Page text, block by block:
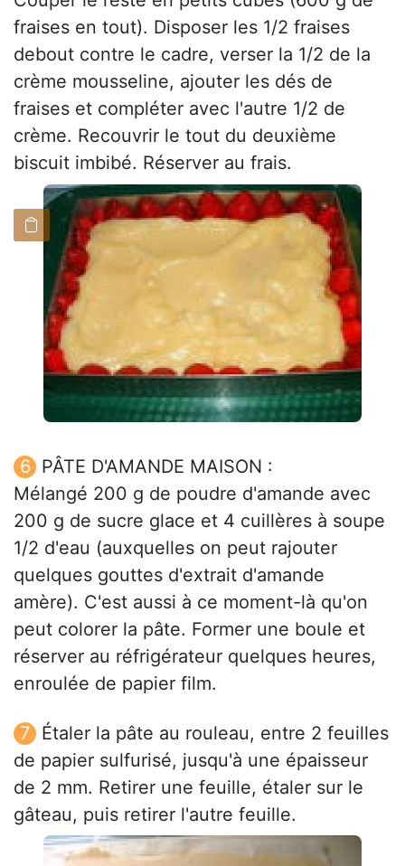
fraises en tout). Disposer les 1/2 fraises
debout contre le cadre, verser la 1/2 de la
crème mousseline, ajouter les dés de
fraises et compléter avec l'autre 1/2 de
crème. Recouvrir le tout du deuxième
biscuit imbibé. Réserver au frais.
PÂTE D'AMANDE MAISON :
Mélangé 200 g de poudre d'amande avec
200 g de sucre glace et 4 cuillères à soupe
1/2 d'eau (auxquelles on peut rajouter
quelques gouttes d'extrait d'amande
amère). C'est aussi à ce moment-là qu'on
peut colorer la pâte. Former une boule et
réserver au réfrigérateur quelques heures,
enroulée de papier film.
Étaler la pâte au rouleau, entre 2 feuilles
de papier sulfurisé, jusqu'à une épaisseur
de 2 mm. Retirer une feuille, étaler sur le
gâteau, puis retirer l'autre feuille.